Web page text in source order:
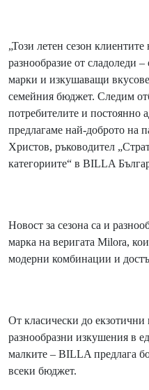
„Този летен сезон
разнообразие от сладоледи
марки и изкушаващи
семейния бюджет. Следим
потребителите и постоянно
предлагаме най-доброто на
Христов, ръководител
категориите“ в BILLA
Новост за сезона са и
марка на веригата Milora,
модерни комбинации и
От класически до
разнообразни изкушения в
малките – BILLA предлага
всеки бюджет.